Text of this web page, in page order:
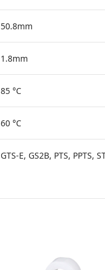
50.8mm
1.8mm
85 °C
60 °C
GTS-E, GS2B, PTS, PPTS,